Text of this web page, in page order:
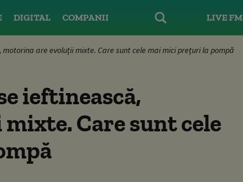
LIVE FM
DIGITAL COMPANII
are evoluții mixte. Care sunt cele mai mici prețuri la pompă
ieftinească,
Care sunt cele